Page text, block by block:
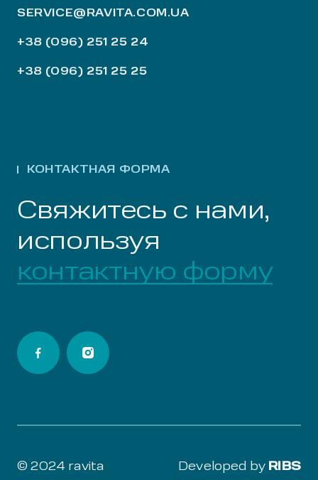
SERVICE@RAVITA.COM.UA
+38 (096) 251 25 24
+38 (096) 251 25 25
КОНТАКТНАЯ ФОРМА
Свяжитесь с нами,
используя
контактную форму
© 2024 ravita Developed by RIBS